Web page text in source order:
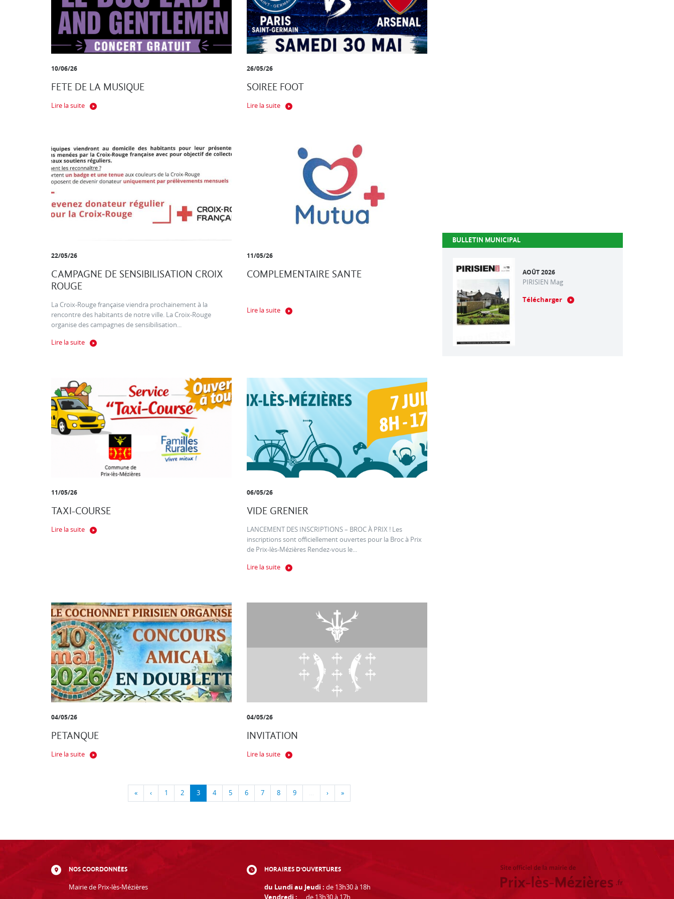
10/06/26
FETE DE LA MUSIQUE
Lire la suite
26/05/26
SOIREE FOOT
Lire la suite
22/05/26
CAMPAGNE DE SENSIBILISATION CROIX
ROUGE
La Croix-Rouge française viendra prochainement à la
rencontre des habitants de notre ville. La Croix-Rouge
organise des campagnes de sensibilisation...
Lire la suite
11/05/26
COMPLEMENTAIRE SANTE
Lire la suite
11/05/26
TAXI-COURSE
Lire la suite
06/05/26
VIDE GRENIER
LANCEMENT DES INSCRIPTIONS – BROC À PRIX ! Les
inscriptions sont officiellement ouvertes pour la Broc à Prix
de Prix-lès-Mézières Rendez-vous le...
Lire la suite
04/05/26
PETANQUE
Lire la suite
04/05/26
INVITATION
Lire la suite
« ‹ 1 2 3 4 5 6 7 8 9 … › »
BULLETIN MUNICIPAL
AOÛT 2026
PIRISIEN Mag
Télécharger
NOS COORDONNÉES
Mairie de Prix-lès-Mézières
HORAIRES D'OUVERTURES
du Lundi au Jeudi : de 13h30 à 18h
Vendredi :
de 13h30 à 17h